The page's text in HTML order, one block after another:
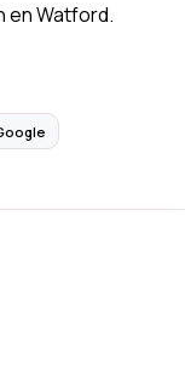
en Watford.